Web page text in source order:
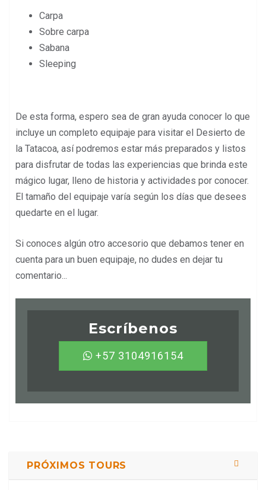
Carpa
Sobre carpa
Sabana
Sleeping
De esta forma, espero sea de gran ayuda conocer lo que
incluye un completo equipaje para visitar el Desierto de
la Tatacoa, así podremos estar más preparados y listos
para disfrutar de todas las experiencias que brinda este
mágico lugar, lleno de historia y actividades por conocer.
El tamaño del equipaje varía según los días que desees
quedarte en el lugar.
Si conoces algún otro accesorio que debamos tener en
cuenta para un buen equipaje, no dudes en dejar tu
comentario...
Escríbenos
+57 3104916154
PRÓXIMOS TOURS